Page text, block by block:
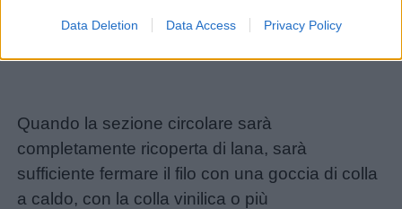
Data Deletion Data Access Privacy Policy
Privacy
Quando la sezione circolare sarà
completamente ricoperta di lana, sarà
sufficiente fermare il filo con una goccia di colla
a caldo, con la colla vinilica o più